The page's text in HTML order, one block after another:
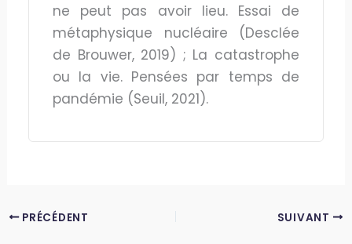
ne peut pas avoir lieu. Essai de
métaphysique nucléaire (Desclée
de Brouwer, 2019) ; La catastrophe
ou la vie. Pensées par temps de
pandémie (Seuil, 2021).
PRÉCÉDENT SUIVANT